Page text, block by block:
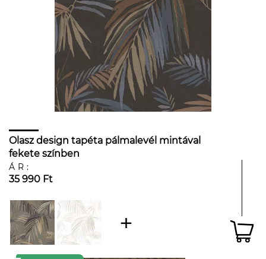
Olasz design tapéta pálmalevél mintával
fekete színben
ÁR:
35 990 Ft